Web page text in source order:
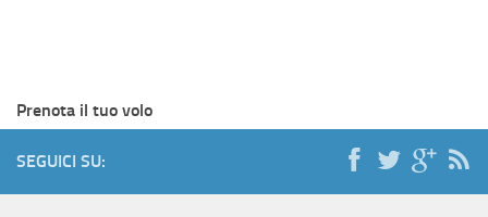
Prenota il tuo volo
SEGUICI SU: